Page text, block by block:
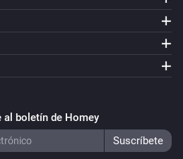
al boletín de Homey